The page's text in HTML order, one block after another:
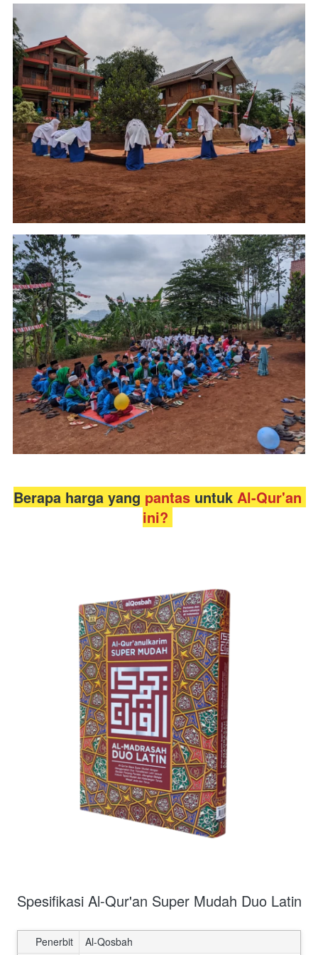
Berapa harga yang pantas untuk Al-Qur'an
ini?
Spesifikasi Al-Qur'an Super Mudah Duo Latin
Penerbit Al-Qosbah